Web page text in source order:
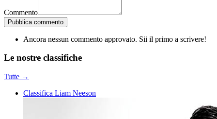
Commento
Pubblica commento
Ancora nessun commento approvato. Sii il primo a scrivere!
Le nostre classifiche
Tutte →
Classifica Liam Neeson